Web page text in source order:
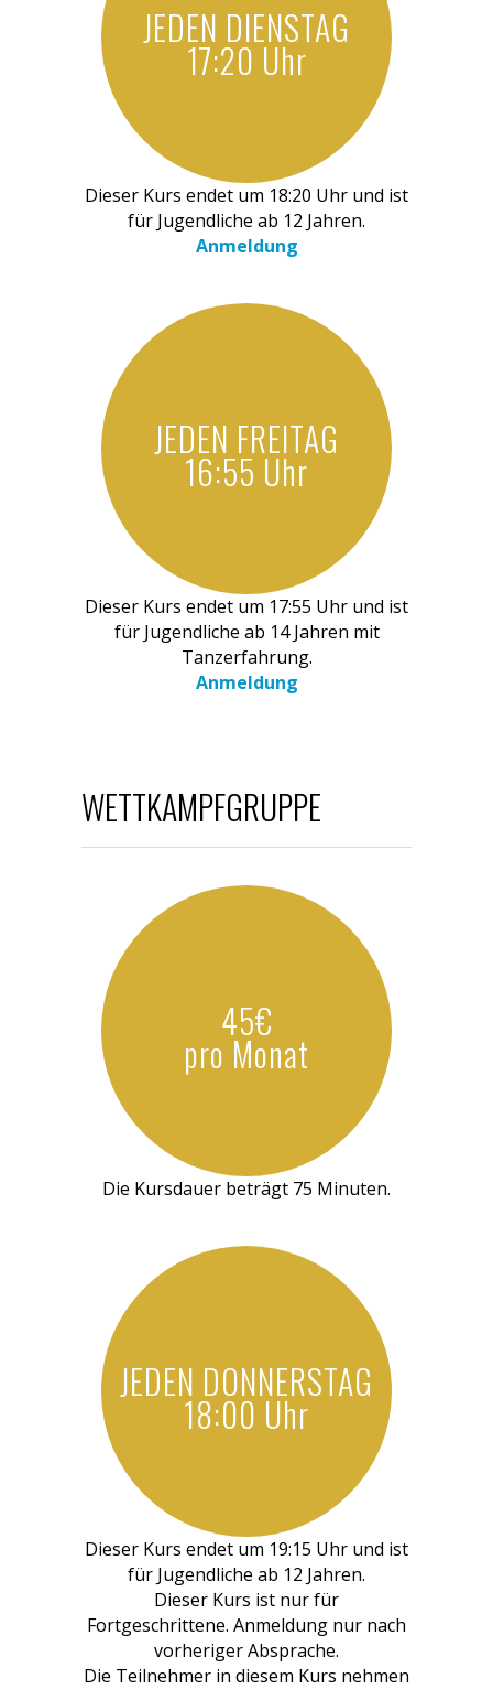
JEDEN DIENSTAG
17:20 Uhr
Dieser Kurs endet um 18:20 Uhr und ist
für Jugendliche ab 12 Jahren.
Anmeldung
JEDEN FREITAG
16:55 Uhr
Dieser Kurs endet um 17:55 Uhr und ist
für Jugendliche ab 14 Jahren mit
Tanzerfahrung.
Anmeldung
WETTKAMPFGRUPPE
45€
pro Monat
Die Kursdauer beträgt 75 Minuten.
JEDEN DONNERSTAG
18:00 Uhr
Dieser Kurs endet um 19:15 Uhr und ist
für Jugendliche ab 12 Jahren.
Dieser Kurs ist nur für
Fortgeschrittene. Anmeldung nur nach
vorheriger Absprache.
Die Teilnehmer in diesem Kurs nehmen